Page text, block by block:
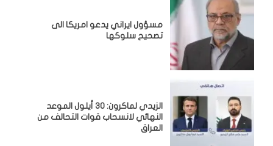
مسؤول ايراني يدعو امريكا الى
تصحيح سلوكها
الزيدي لماكرون: 30 أيلول الموعد
النهائي لانسحاب قوات التحالف من
العراق